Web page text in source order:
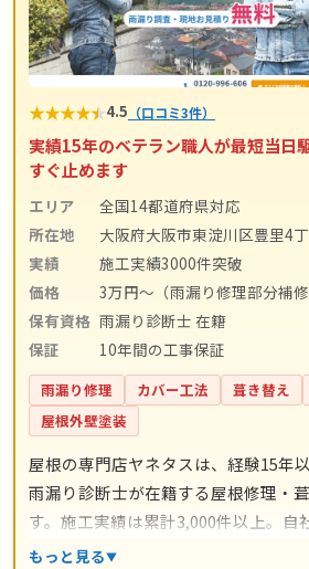
★★★★★4.5 （口コミ3件）
実績15年のベテラン職人が最短当日
すぐ止めます
エリア
全国14都道府県対応
所在地
大阪府大阪市東淀川区豊里4
実績
施工実績3000件突破
価格
3万円〜（雨漏り修理部分補修
保有資格 雨漏り診断士 在籍
保証
10年間の工事保証
雨漏り修理 カバー工法 葺き替え
屋根外壁塗装
屋根の専門店ヤネタスは、経験15年
雨漏り診断士が在籍する屋根修理・
す。施工実績は累計3,000件以上。自
で中間マージンを省き、瓦交換2,000
もっと見る